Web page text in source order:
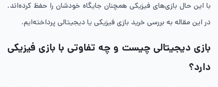
با این حال بازی‌های فیزیکی همچنان جایگاه خودشان را حفظ کرده‌اند.
در این مقاله به بررسی خرید بازی فیزیکی یا دیجیتالی پرداخته‌ایم.
بازی دیجیتالی چیست و چه تفاوتی با بازی فیزیکی
دارد؟